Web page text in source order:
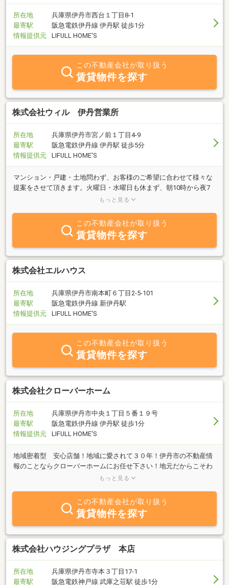
所在地
兵庫県伊丹市西台１丁目8-1
最寄駅
阪急電鉄伊丹線 伊丹駅 徒歩1分
情報提供元
LIFULL HOME'S
この不動産会社が取り扱う
賃貸物件を探す
株式会社ウィル 伊丹営業所
所在地
兵庫県伊丹市宮ノ前１丁目4-9
最寄駅
阪急電鉄伊丹線 伊丹駅 徒歩5分
情報提供元
LIFULL HOME'S
マンション・戸建・土地問わず、お客様のご希望に合わせて様々な
提案をさせて頂きます。火曜日・水曜日も休まず、朝10時から夜7
時まで営業しております。お仕事帰りなどにもお気軽にお立ち寄り
もっと見る
この不動産会社が取り扱う
賃貸物件を探す
株式会社エルハウス
所在地
兵庫県伊丹市南本町６丁目2-5-101
最寄駅
阪急電鉄伊丹線 新伊丹駅
情報提供元
LIFULL HOME'S
この不動産会社が取り扱う
賃貸物件を探す
株式会社クローバーホーム
所在地
兵庫県伊丹市中央１丁目５番１９号
最寄駅
阪急電鉄伊丹線 伊丹駅 徒歩1分
情報提供元
LIFULL HOME'S
地域密着型 安心店舗！地域に愛されて３０年！伊丹市の不動産情
報のことならクローバーホームにお任せ下さい！地元だからこそわ
かることがたくさんあります！相談や交渉事は我々にお任せ下さ
もっと見る
この不動産会社が取り扱う
賃貸物件を探す
株式会社ハウジングプラザ 本店
所在地
兵庫県伊丹市寺本３丁目17-1
最寄駅
阪急電鉄神戸線 武庫之荘駅 徒歩1分